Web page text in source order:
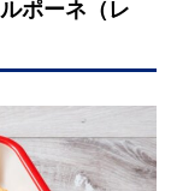
ポーネ（レ